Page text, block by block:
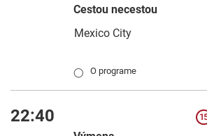
Cestou necestou
Mexico City
◯ O programe
22:40